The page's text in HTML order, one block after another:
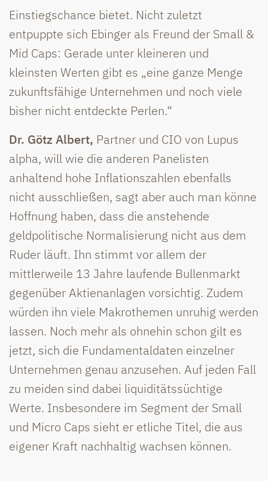
Einstiegschance bietet. Nicht zuletzt
entpuppte sich Ebinger als Freund der Small &
Mid Caps: Gerade unter kleineren und
kleinsten Werten gibt es „eine ganze Menge
zukunftsfähige Unternehmen und noch viele
bisher nicht entdeckte Perlen.“
Dr. Götz Albert, Partner und CIO von Lupus
alpha, will wie die anderen Panelisten
anhaltend hohe Inflationszahlen ebenfalls
nicht ausschließen, sagt aber auch man könne
Hoffnung haben, dass die anstehende
geldpolitische Normalisierung nicht aus dem
Ruder läuft. Ihn stimmt vor allem der
mittlerweile 13 Jahre laufende Bullenmarkt
gegenüber Aktienanlagen vorsichtig. Zudem
würden ihn viele Makrothemen unruhig werden
lassen. Noch mehr als ohnehin schon gilt es
jetzt, sich die Fundamentaldaten einzelner
Unternehmen genau anzusehen. Auf jeden Fall
zu meiden sind dabei liquiditätssüchtige
Werte. Insbesondere im Segment der Small
und Micro Caps sieht er etliche Titel, die aus
eigener Kraft nachhaltig wachsen können.